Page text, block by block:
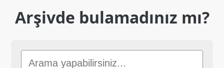
Arşivde bulamadınız mı?
Sitede